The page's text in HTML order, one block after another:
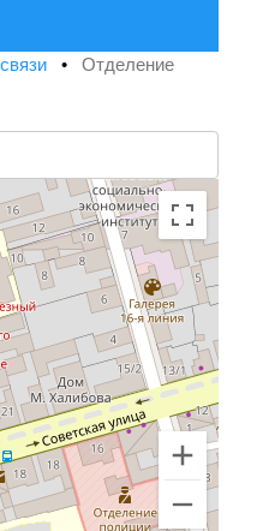
• Отделение